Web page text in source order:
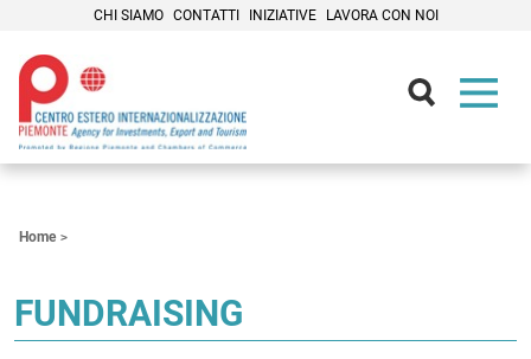
CHI SIAMO CONTATTI INIZIATIVE LAVORA CON NOI
Home
FUNDRAISING